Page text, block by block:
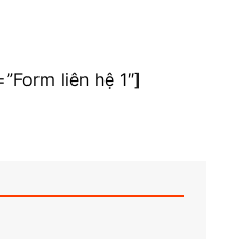
liên hệ 1″]